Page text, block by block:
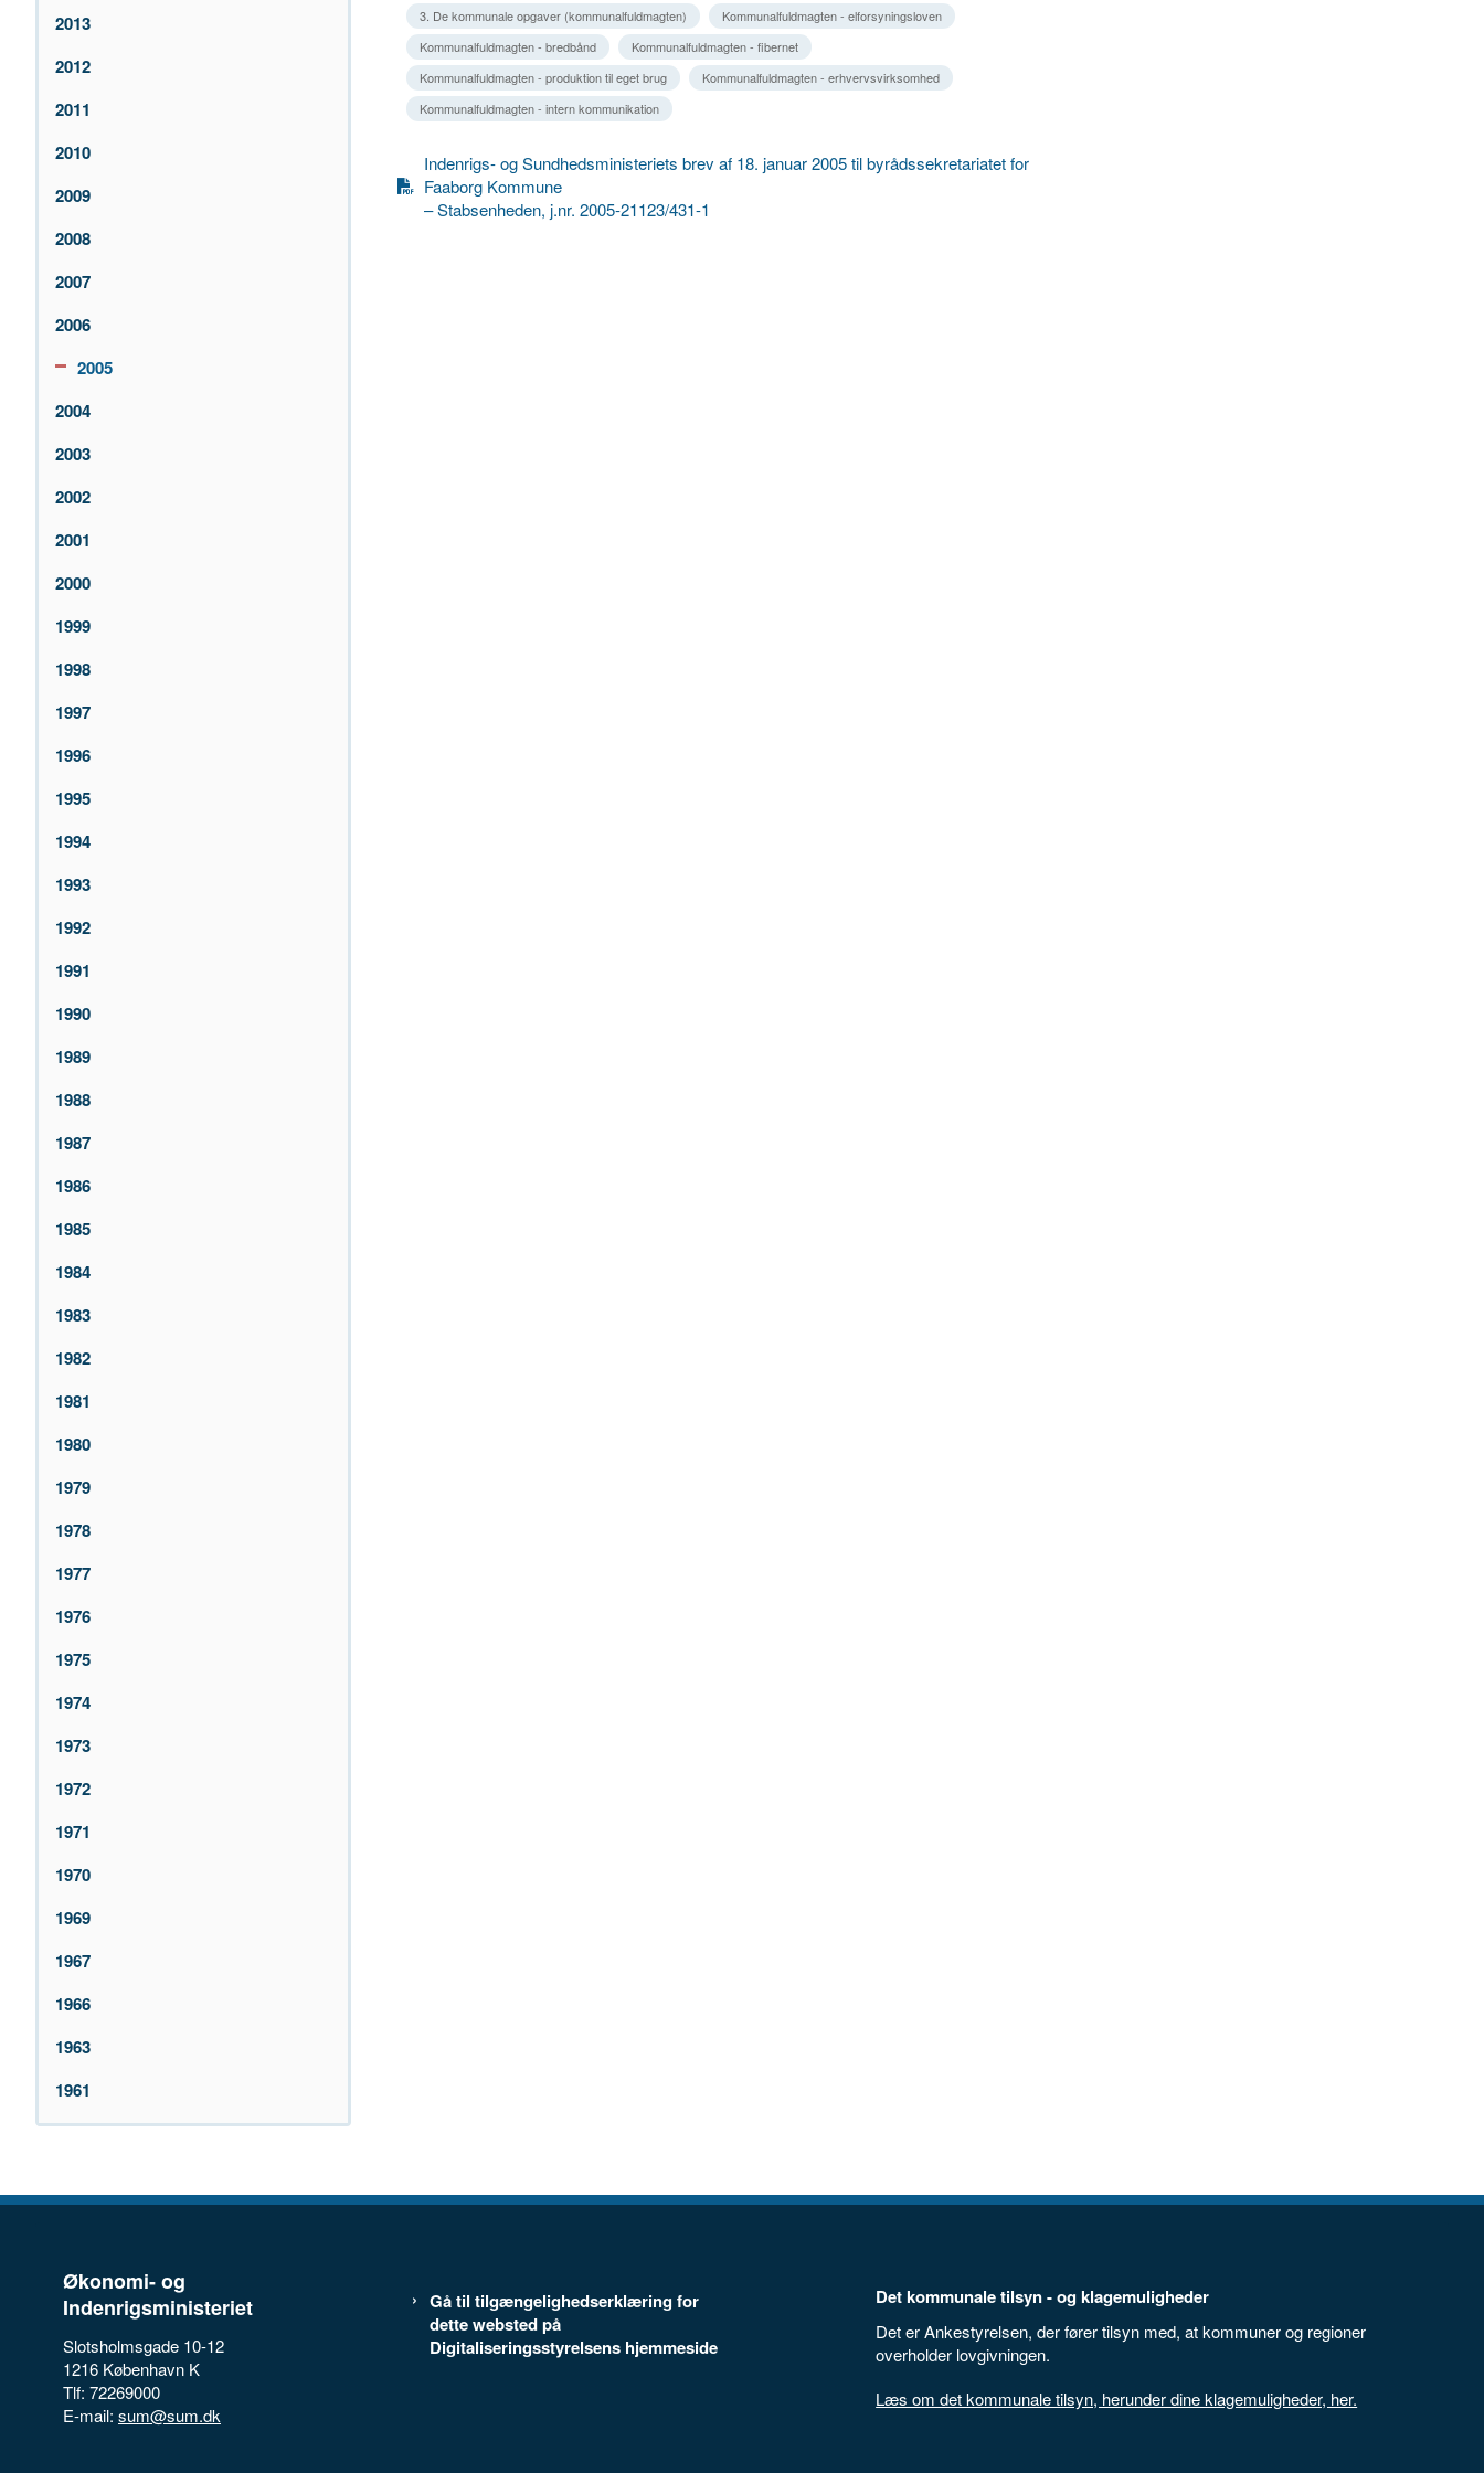
2013
2012
2011
2010
2009
2008
2007
2006
2005
2004
2003
2002
2001
2000
1999
1998
1997
1996
1995
1994
1993
1992
1991
1990
1989
1988
1987
1986
1985
1984
1983
1982
1981
1980
1979
1978
1977
1976
1975
1974
1973
1972
1971
1970
1969
1967
1966
1963
1961
3. De kommunale opgaver (kommunalfuldmagten)
Kommunalfuldmagten - elforsyningsloven
Kommunalfuldmagten - bredbånd
Kommunalfuldmagten - fibernet
Kommunalfuldmagten - produktion til eget brug
Kommunalfuldmagten - erhvervsvirksomhed
Kommunalfuldmagten - intern kommunikation
Indenrigs- og Sundhedsministeriets brev af 18. januar 2005 til byrådssekretariatet for
Faaborg Kommune
– Stabsenheden, j.nr. 2005-21123/431-1
Økonomi- og
Indenrigsministeriet
Slotsholmsgade 10-12
1216 København K
Tlf: 72269000
E-mail: sum@sum.dk
Gå til tilgængelighedserklæring for
dette websted på
Digitaliseringsstyrelsens hjemmeside
Det kommunale tilsyn - og klagemuligheder
Det er Ankestyrelsen, der fører tilsyn med, at kommuner og regioner
overholder lovgivningen.
Læs om det kommunale tilsyn, herunder dine klagemuligheder, her.